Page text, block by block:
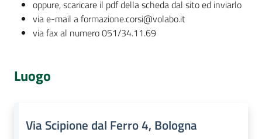
Per i media
Per i cittadini
oppure, scaricare il pdf della scheda dal sito ed inviarlo
via e-mail a formazione.corsi@volabo.it
via fax al numero 051/34.11.69
Luogo
Via Scipione dal Ferro 4, Bologna